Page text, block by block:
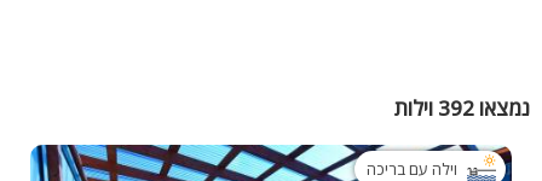
נמצאו 392 וילות
וילה עם בריכה